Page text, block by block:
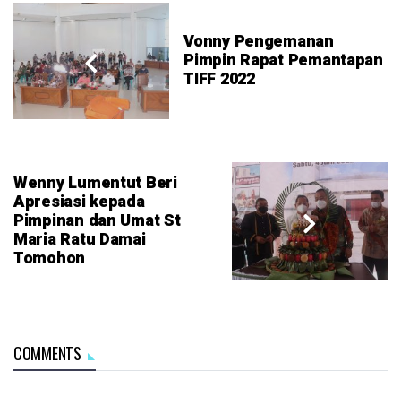
Vonny Pengemanan
Pimpin Rapat Pemantapan
TIFF 2022
Wenny Lumentut Beri
Apresiasi kepada
Pimpinan dan Umat St
Maria Ratu Damai
Tomohon
COMMENTS